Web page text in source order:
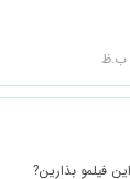
فیلمو بذارین?